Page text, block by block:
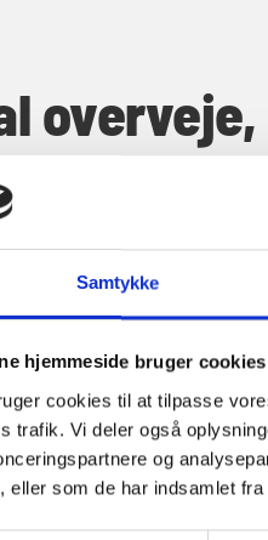
Samtykke
hjemmeside bruger cookies
cookies til at tilpasse
trafik. Vi deler også
og
eller som de har indsamlet
af materialer afgørende. Skal
en kombination? Tænk
har til vedligeholdelse. En
puds, men puds kan give et
om du vil efterisolere i
og lavere varmeregning.